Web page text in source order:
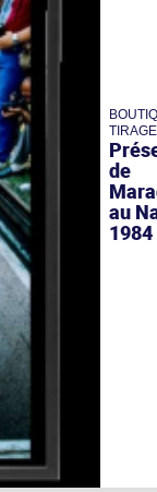
TIRAGE
de
au
1984